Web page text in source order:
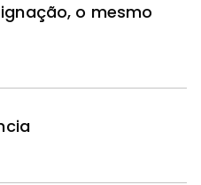
o mesmo